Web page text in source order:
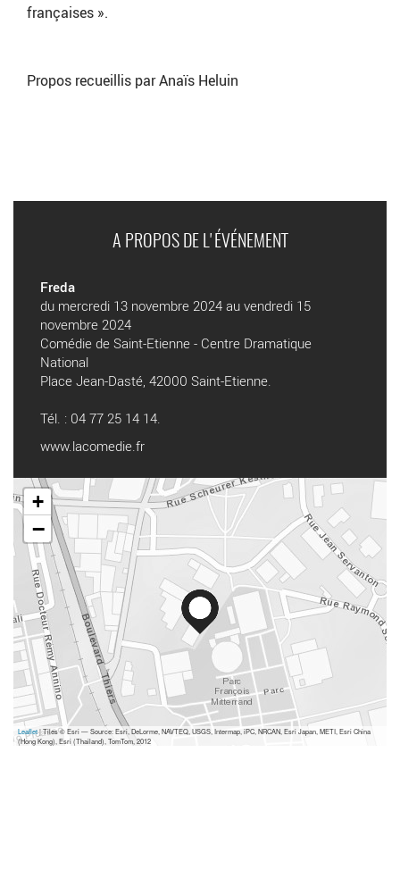
françaises ».
Propos recueillis par Anaïs Heluin
A PROPOS DE L'ÉVÉNEMENT
Freda
du mercredi 13 novembre 2024 au vendredi 15
novembre 2024
Comédie de Saint-Etienne - Centre Dramatique
National
Place Jean-Dasté, 42000 Saint-Etienne.
Tél. : 04 77 25 14 14.
www.lacomedie.fr
+
−
Leaflet| Tiles © Esri — Source: Esri, DeLorme, NAVTEQ, USGS, Intermap, iPC, NRCAN, Esri Japan, METI, Esri China
(Hong Kong), Esri (Thailand), TomTom, 2012